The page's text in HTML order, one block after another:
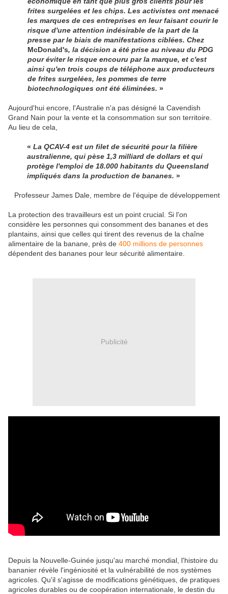
frites surgelées et les chips. Les activistes ont menacé
les marques de ces entreprises en leur faisant courir le
risque d'une attention indésirable de la part de la
presse par le biais de manifestations ciblées. Chez
McDonald's, la décision a été prise au niveau du PDG
pour éviter le risque encouru par la marque, et c'est
ainsi qu'en trois coups de téléphone aux producteurs
de frites surgelées, les pommes de terre
biotechnologiques ont été éliminées. »
Aujourd'hui encore, l'Australie n'a pas désigné la Cavendish
Grand Nain pour la vente et la consommation sur son territoire.
Au lieu de cela,
«La QCAV-4 est un filet de sécurité pour la filière
australienne, qui pèse 1,3 milliard de dollars et qui
protège l'emploi de 18.000 habitants du Queensland
impliqués dans la production de bananes.»
Professeur James Dale, membre de l'équipe de développement
La protection des travailleurs est un point crucial. Si l'on
considère les personnes qui consomment des bananes et des
plantains, ainsi que celles qui tirent des revenus de la chaîne
alimentaire de la banane, près de 400 millions de personnes
dépendent des bananes pour leur sécurité alimentaire.
Publicité
Depuis la Nouvelle-Guinée jusqu'au marché mondial, l'histoire du
bananier révèle l'ingéniosité et la vulnérabilité de nos systèmes
agricoles. Qu'il s'agisse de modifications génétiques, de pratiques
agricoles durables ou de coopération internationale, le destin du